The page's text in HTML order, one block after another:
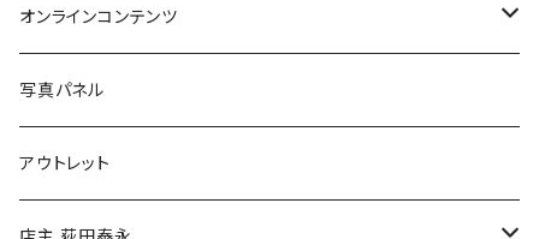
Tシャツ
バッグ
ブックカバー
マグカップ
傘
オンラインコンテンツ
冒険クロストーク
写真パネル
アウトレット